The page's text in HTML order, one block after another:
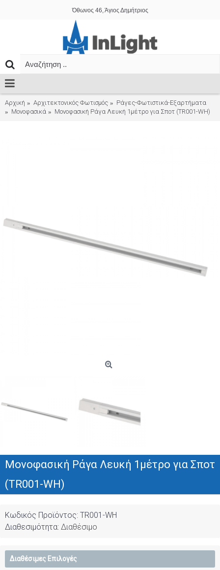
Όθωνος 46, Άγιος Δημήτριος
Αρχική Αρχιτεκτονικός Φωτισμός
Ράγες-Φωτιστικά-Εξαρτήματα
Μονοφασικά
Μονοφασική Ράγα Λευκή 1μέτρο για Σποτ (TR001-WH)
Μονοφασική Ράγα Λευκή 1μέτρο για Σποτ
(TR001-WH)
Κωδικός Προϊόντος: TR001-WH
Διαθεσιμότητα: Διαθέσιμο
Διαθέσιμες Επιλογές